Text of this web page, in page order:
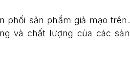
phối sản phẩm giả mạo trên.
và chất lượng của các sản